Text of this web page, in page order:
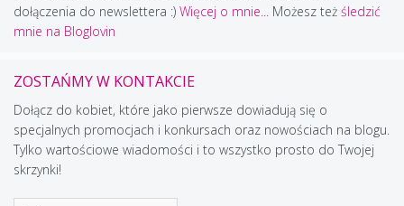
dołączenia do newslettera :) Więcej o mnie... Możesz też śledzić
mnie na Bloglovin
ZOSTAŃMY W KONTAKCIE
Dołącz do kobiet, które jako pierwsze dowiadują się o
specjalnych promocjach i konkursach oraz nowościach na blogu.
Tylko wartościowe wiadomości i to wszystko prosto do Twojej
skrzynki!